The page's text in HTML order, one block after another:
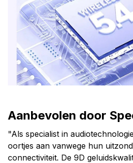
Aanbevolen door
"Als specialist in
oortjes aan vanwege hun
connectiviteit. De 9D